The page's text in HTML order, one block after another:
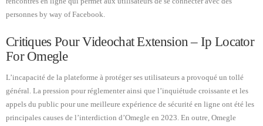
personnes by way of Facebook.
Critiques Pour Videochat Extension – Ip Locator
For Omegle
L’incapacité de la plateforme à protéger ses utilisateurs a provoqué un tollé
général. La pression pour réglementer ainsi que l’inquiétude croissante et les
appels du public pour une meilleure expérience de sécurité en ligne ont été les
principales causes de l’interdiction d’Omegle en 2023. En outre, Omegle